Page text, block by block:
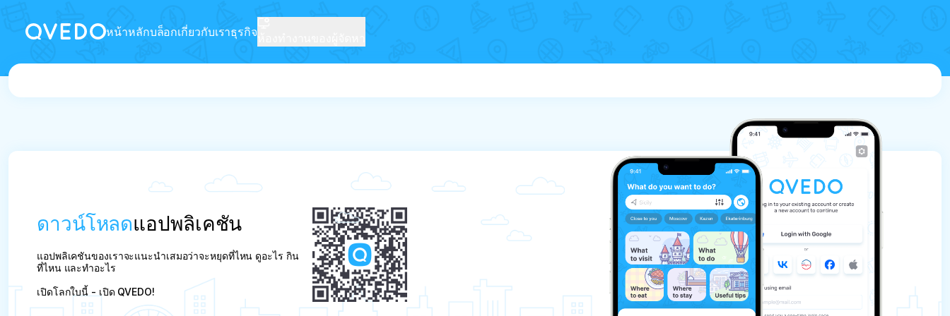
หน้าหลักบล็อกเกี่ยวกับเราธุรกิจ
ดาวน์โหลดแอปพลิเคชัน
แอปพลิเคชันของเราจะแนะนำเสมอว่าจะหยุดที่ไหน ดูอะไร กิน
ที่ไหน และทำอะไร
เปิดโลกใบนี้ - เปิด QVEDO!